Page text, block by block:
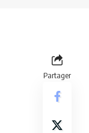
Partager